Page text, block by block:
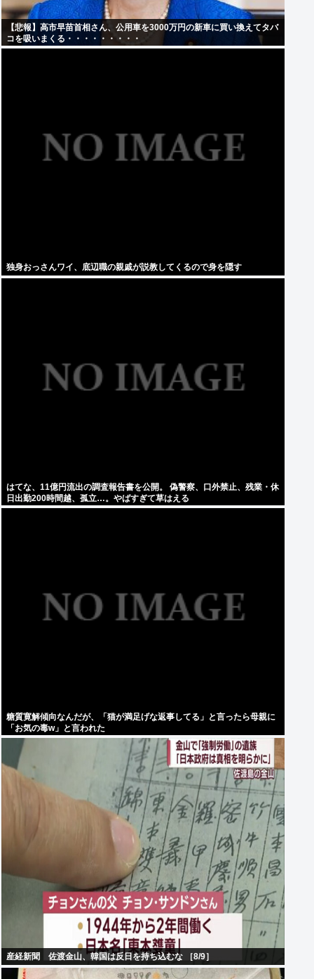
【悲報】高市早苗首相さん、公用車を3000万円の新車に買い換えてタバ
コを吸いまくる・・・・・・・・・
独身おっさんワイ、底辺職の親戚が説教してくるので身を隠す
はてな、11億円流出の調査報告書を公開。 偽警察、口外禁止、残業・休
日出勤200時間越、孤立…。やばすぎて草はえる
糖質寛解傾向なんだが、「猫が満足げな返事してる」と言ったら母親に
「お気の毒w」と言われた
産経新聞 佐渡金山、韓国は反日を持ち込むな ［8/9］